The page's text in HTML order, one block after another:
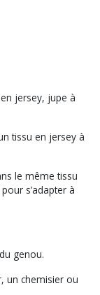
jersey, jupe à
tissu en jersey à
le même tissu
s’adapter à
genou.
un chemisier ou